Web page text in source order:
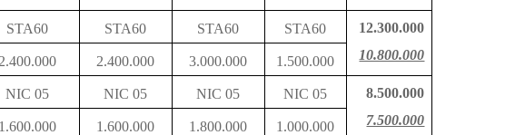
STA60 STA60 STA60 STA60
12.300.000
10.800.000
2.400.000 2.400.000 3.000.000 1.500.000
NIC 05 NIC 05 NIC 05 NIC 05
8.500.000
7.500.000
1.600.000 1.600.000 1.800.000 1.000.000